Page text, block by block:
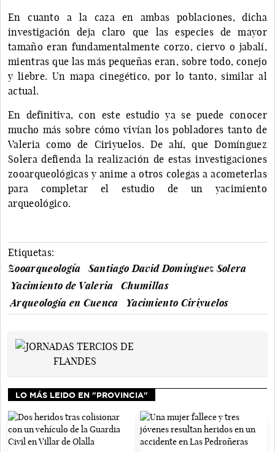
En cuanto a la caza en ambas poblaciones, dicha
investigación deja claro que las especies de mayor
tamaño eran fundamentalmente corzo, ciervo o jabalí,
mientras que las más pequeñas eran, sobre todo, conejo
y liebre. Un mapa cinegético, por lo tanto, similar al
actual.
En definitiva, con este estudio ya se puede conocer
mucho más sobre cómo vivían los pobladores tanto de
Valeria como de Ciriyuelos. De ahí, que Domínguez
Solera defienda la realización de estas investigaciones
zooarqueológicas y anime a otros colegas a acometerlas
para completar el estudio de un yacimiento
arqueológico.
Etiquetas:
Zooarqueología
Santiago David Domínguez Solera
Yacimiento de Valeria
Chumillas
Arqueología en Cuenca
Yacimiento Ciriyuelos
LO MÁS LEIDO EN "PROVINCIA"